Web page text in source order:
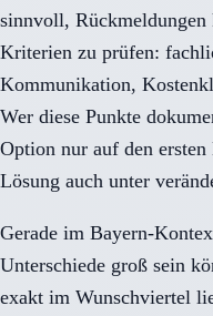
sinnvoll, Rückmeldungen
Kriterien zu prüfen:
Kommunikation,
Wer diese Punkte
Option nur auf den
Lösung auch unter
Gerade im Bayern-
Unterschiede groß sein
exakt im Wunschviertel